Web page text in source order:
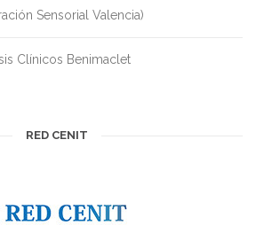
Sensorial Valencia)
Clínicos Benimaclet
RED CENIT